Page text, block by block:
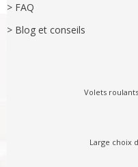
> FAQ
> Blog et conseils
Volets
Large choix